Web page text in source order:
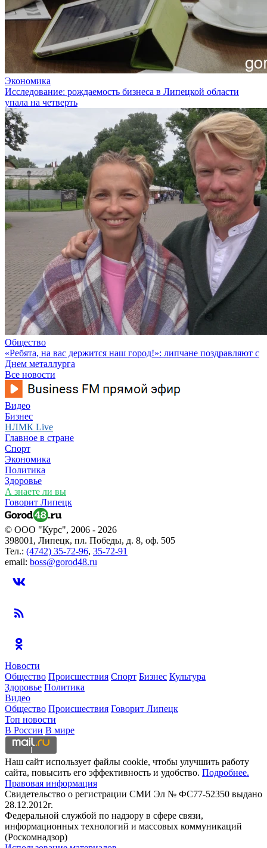
Экономика
Исследование: рождаемость бизнеса в Липецкой области
упала на четверть
Общество
«Ребята, на вас держится наш город!»: липчане поздравляют с
Днем металлурга
Все новости
Видео
Бизнес
НЛМК Live
Главное в стране
Спорт
Экономика
Политика
Здоровье
А знаете ли вы
Говорит Липецк
© ООО "Курс", 2006 - 2026
398001, Липецк, пл. Победы, д. 8, оф. 505
Тел.: (4742) 35-72-96, 35-72-91
email: boss@gorod48.ru
Новости
Общество Происшествия Спорт Бизнес Культура
Здоровье Политика
Видео
Общество Происшествия Говорит Липецк
Топ новости
В России В мире
Наш сайт использует файлы cookie, чтобы улучшить работу
сайта, повысить его эффективность и удобство. Подробнее.
Правовая информация
Свидетельство о регистрации СМИ Эл № ФС77-52350 выдано
28.12.2012г.
Федеральной службой по надзору в сфере связи,
информационных технологий и массовых коммуникаций
(Роскомнадзор)